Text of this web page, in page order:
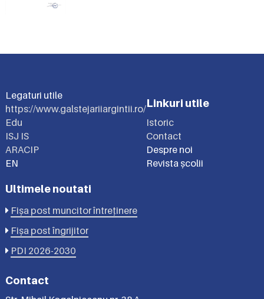
Ultimele noutati
Fișa post muncitor întreținere
Fișa post îngrijitor
PDI 2026-2030
Legaturi utile
https://www.galstejariiargintii.ro/
Edu
ISJ IS
ARACIP
EN
Linkuri utile
Istoric
Contact
Despre noi
Revista școlii
Contact